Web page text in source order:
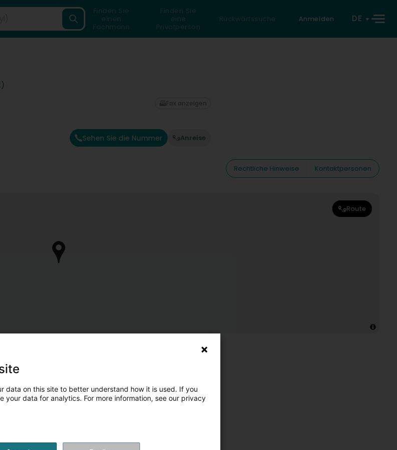
Finden Sie
einen
Fachmann
Finden Sie
eine
Privatperson
Rückwärtssuche Anmelden DE
Sehen Sie die Nummer Anreise
Fax anzeigen
Rechtliche Hinweise
Kontaktpersonen
Route
data on this site to better understand how it is used. If you
your data for analytics. For more information, see our privacy